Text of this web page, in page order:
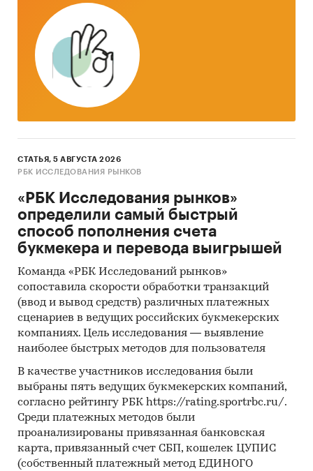
СТАТЬЯ, 5 АВГУСТА 2026
РБК ИССЛЕДОВАНИЯ РЫНКОВ
«РБК Исследования рынков»
определили самый быстрый
способ пополнения счета
букмекера и перевода выигрышей
Команда «РБК Исследований рынков»
сопоставила скорости обработки транзакций
(ввод и вывод средств) различных платежных
сценариев в ведущих российских букмекерских
компаниях. Цель исследования — выявление
наиболее быстрых методов для пользователя
В качестве участников исследования были
выбраны пять ведущих букмекерских компаний,
согласно рейтингу РБК https://rating.sportrbc.ru/.
Среди платежных методов были
проанализированы привязанная банковская
карта, привязанный счет СБП, кошелек ЦУПИС
(собственный платежный метод ЕДИНОГО